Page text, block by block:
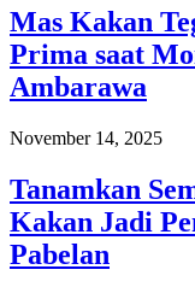
Mas Kakan
Prima saat
Ambarawa
November 14, 2025
Tanamkan
Kakan Jadi
Pabelan